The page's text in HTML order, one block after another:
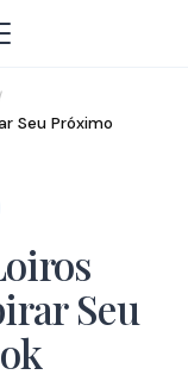
Seu Próximo
Seu